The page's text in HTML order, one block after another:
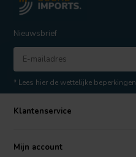
Nieuwsbrief
* Lees hier de wettelijke beperkingen
Klantenservice
Mijn account